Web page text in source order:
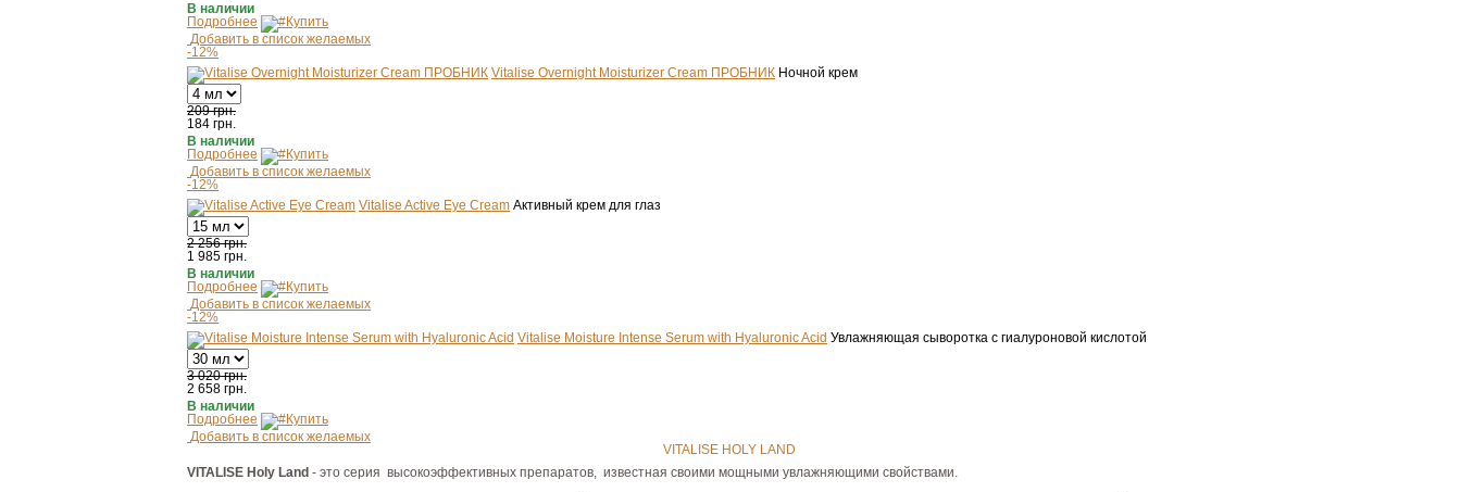
В наличии
Подробнее
Купить
Добавить в список желаемых
-12%
Vitalise Overnight Moisturizer Cream ПРОБНИК Ночной крем
209 грн.
184 грн.
В наличии
Подробнее
Купить
Добавить в список желаемых
-12%
Vitalise Active Eye Cream Активный крем для глаз
2 256 грн.
1 985 грн.
В наличии
Подробнее
Купить
Добавить в список желаемых
-12%
Vitalise Moisture Intense Serum with Hyaluronic Acid Увлажняющая сыворотка с гиалуроновой кислотой
3 020 грн.
2 658 грн.
В наличии
Подробнее
Купить
Добавить в список желаемых
VITALISE HOLY LAND
VITALISE Holy Land - это серия высокоэффективных препаратов, известная своими мощными увлажняющими свойствами.